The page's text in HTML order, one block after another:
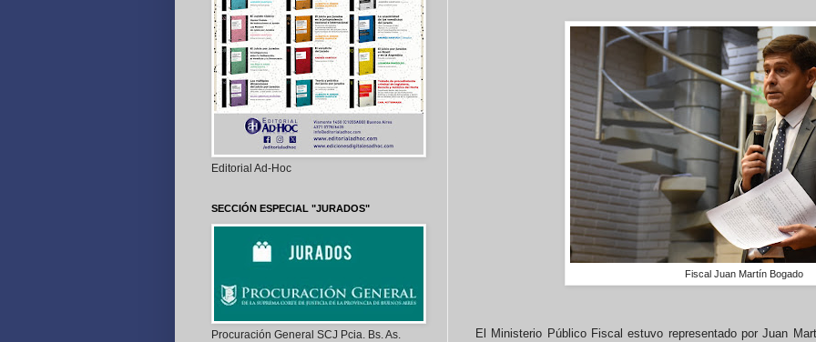
Fiscal Juan Martín Bogado
El Ministerio Público Fiscal estuvo representado por Juan
Editorial Ad-Hoc
SECCIÓN ESPECIAL "JURADOS"
Procuración General SCJ Pcia. Bs. As.